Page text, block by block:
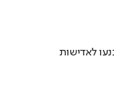
לאדישות